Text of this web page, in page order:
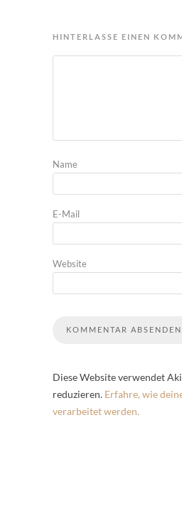
HINTERLASSE EINEN
Name
E-Mail
Website
Diese Website verwendet
reduzieren. Erfahre, wie
verarbeitet werden.